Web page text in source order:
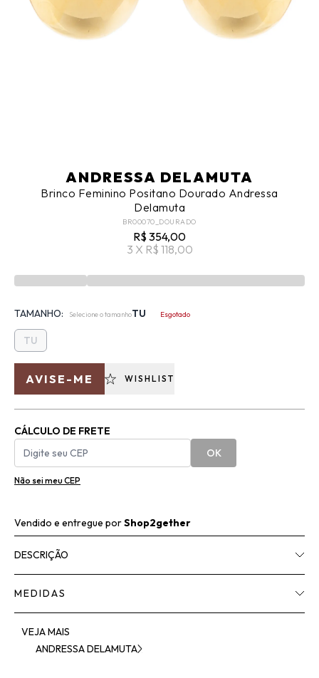
ANDRESSA DELAMUTA
Brinco Feminino Positano Dourado Andressa
Delamuta
BR00070_DOURADO
R$ 354,00
3 X R$ 118,00
TAMANHO: Selecione o tamanhoTU Esgotado
TU
AVISE-ME WISHLIST
CÁLCULO DE FRETE
OK
Não sei meu CEP
Vendido e entregue porShop2gether
DESCRIÇÃO
MEDIDAS
VEJA MAIS
ANDRESSA DELAMUTA